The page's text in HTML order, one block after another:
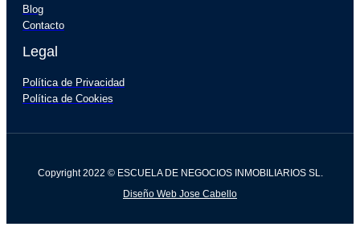
Blog
Contacto
Legal
Política de Privacidad
Política de Cookies
Copyright 2022 © ESCUELA DE NEGOCIOS INMOBILIARIOS SL.
Diseño Web Jose Cabello